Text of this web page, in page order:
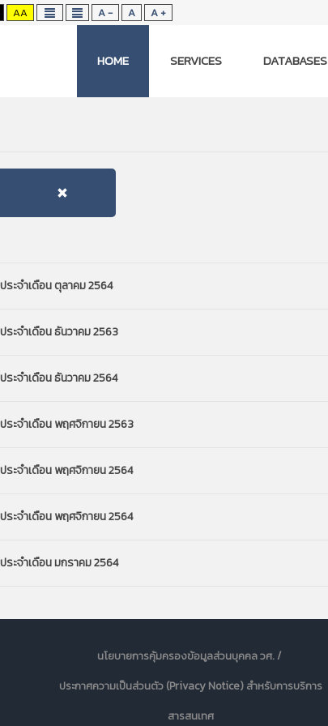
AA A - A A +
HOME SERVICES DATABASES
ะจำเดือน ตุลาคม 2564
ะจำเดือน ธันวาคม 2563
ะจำเดือน ธันวาคม 2564
ะจำเดือน พฤศจิกายน 2563
ะจำเดือน พฤศจิกายน 2564
ะจำเดือน พฤศจิกายน 2564
ะจำเดือน มกราคม 2564
นโยบายการคุ้มครองข้อมูลส่วนบุคคล วศ. /
ประกาศความเป็นส่วนตัว (Privacy Notice) สำหรับการบริการ
สารสนเทศ